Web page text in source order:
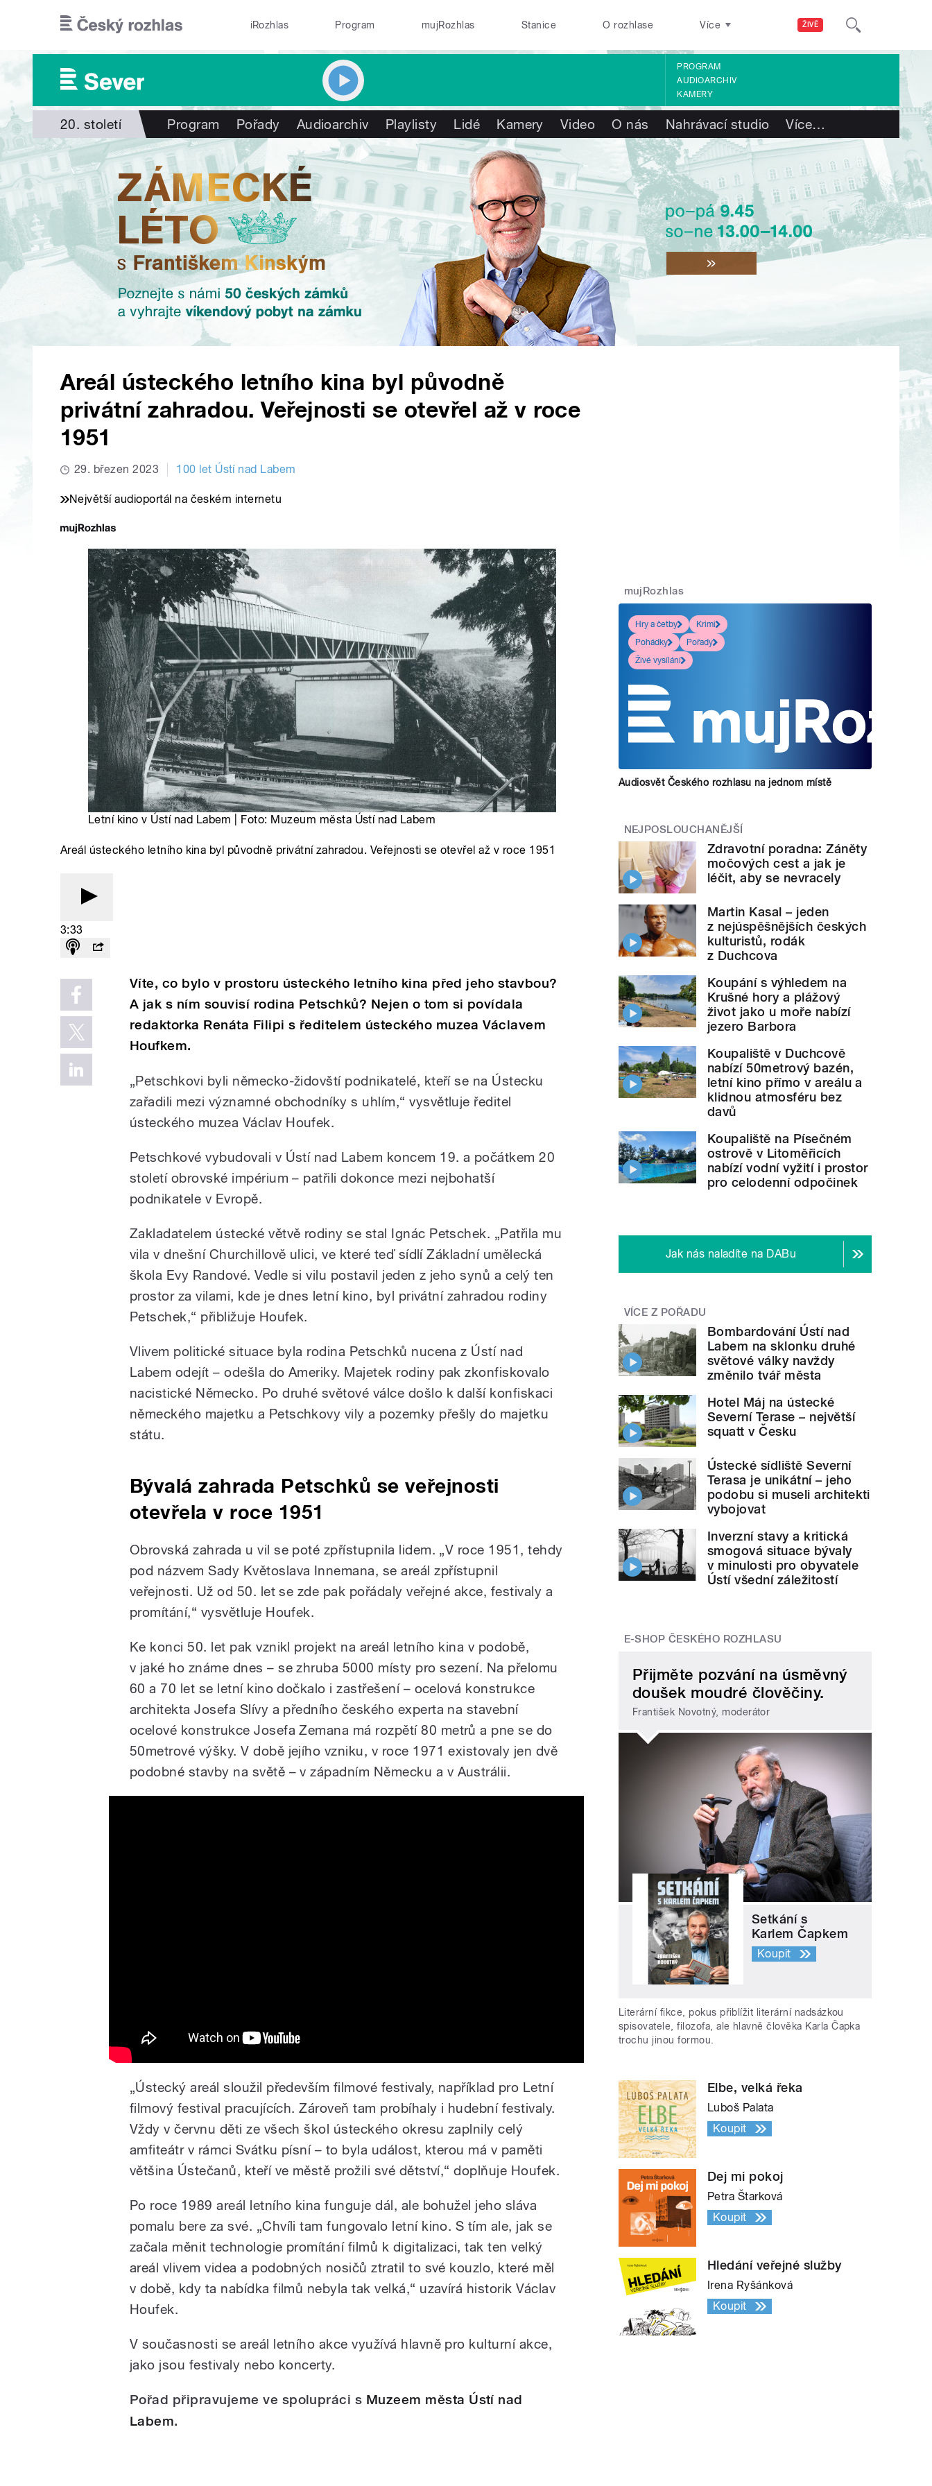
ŽIVĚ
iRozhlas Program mujRozhlas Stanice O rozhlase Více
PROGRAM
AUDIOARCHIV
KAMERY
20. století Program Pořady Audioarchiv Playlisty Lidé Kamery Video O nás Nahrávací studio Více…
Areál ústeckého letního kina byl původně
privátní zahradou. Veřejnosti se otevřel až v roce
1951
29. březen 2023 100 let Ústí nad Labem
Největší audioportál na českém internetu
Letní kino v Ústí nad Labem | Foto: Muzeum města Ústí nad Labem
Areál ústeckého letního kina byl původně privátní zahradou. Veřejnosti se otevřel až v roce 1951
3:33
Víte, co bylo v prostoru ústeckého letního kina před jeho stavbou?
A jak s ním souvisí rodina Petschků? Nejen o tom si povídala
redaktorka Renáta Filipi s ředitelem ústeckého muzea Václavem
Houfkem.
„Petschkovi byli německo-židovští podnikatelé, kteří se na Ústecku
zařadili mezi významné obchodníky s uhlím,“ vysvětluje ředitel
ústeckého muzea Václav Houfek.
Petschkové vybudovali v Ústí nad Labem koncem 19. a počátkem 20
století obrovské impérium – patřili dokonce mezi nejbohatší
podnikatele v Evropě.
Zakladatelem ústecké větvě rodiny se stal Ignác Petschek. „Patřila mu
vila v dnešní Churchillově ulici, ve které teď sídlí Základní umělecká
škola Evy Randové. Vedle si vilu postavil jeden z jeho synů a celý ten
prostor za vilami, kde je dnes letní kino, byl privátní zahradou rodiny
Petschek,“ přibližuje Houfek.
Vlivem politické situace byla rodina Petschků nucena z Ústí nad
Labem odejít – odešla do Ameriky. Majetek rodiny pak zkonfiskovalo
nacistické Německo. Po druhé světové válce došlo k další konfiskaci
německého majetku a Petschkovy vily a pozemky přešly do majetku
státu.
Bývalá zahrada Petschků se veřejnosti
otevřela v roce 1951
Obrovská zahrada u vil se poté zpřístupnila lidem. „V roce 1951, tehdy
pod názvem Sady Květoslava Innemana, se areál zpřístupnil
veřejnosti. Už od 50. let se zde pak pořádaly veřejné akce, festivaly a
promítání,“ vysvětluje Houfek.
Ke konci 50. let pak vznikl projekt na areál letního kina v podobě,
v jaké ho známe dnes – se zhruba 5000 místy pro sezení. Na přelomu
60 a 70 let se letní kino dočkalo i zastřešení – ocelová konstrukce
architekta Josefa Slívy a předního českého experta na stavební
ocelové konstrukce Josefa Zemana má rozpětí 80 metrů a pne se do
50metrové výšky. V době jejího vzniku, v roce 1971 existovaly jen dvě
podobné stavby na světě – v západním Německu a v Austrálii.
„Ústecký areál sloužil především filmové festivaly, například pro Letní
filmový festival pracujících. Zároveň tam probíhaly i hudební festivaly.
Vždy v červnu děti ze všech škol ústeckého okresu zaplnily celý
amfiteátr v rámci Svátku písní – to byla událost, kterou má v paměti
většina Ústečanů, kteří ve městě prožili své dětství,“ doplňuje Houfek.
Po roce 1989 areál letního kina funguje dál, ale bohužel jeho sláva
pomalu bere za své. „Chvíli tam fungovalo letní kino. S tím ale, jak se
začala měnit technologie promítání filmů k digitalizaci, tak ten velký
areál vlivem videa a podobných nosičů ztratil to své kouzlo, které měl
v době, kdy ta nabídka filmů nebyla tak velká,“ uzavírá historik Václav
Houfek.
V současnosti se areál letního akce využívá hlavně pro kulturní akce,
jako jsou festivaly nebo koncerty.
Pořad připravujeme ve spolupráci s Muzeem města Ústí nad
Labem.
mujRozhlas
Hry a četby
Krimi
Pohádky
Pořady
Živé vysílání
Audiosvět Českého rozhlasu na jednom místě
NEJPOSLOUCHANĚJŠÍ
Zdravotní poradna: Záněty
močových cest a jak je
léčit, aby se nevracely
Martin Kasal – jeden
z nejúspěšnějších českých
kulturistů, rodák
z Duchcova
Koupání s výhledem na
Krušné hory a plážový
život jako u moře nabízí
jezero Barbora
Koupaliště v Duchcově
nabízí 50metrový bazén,
letní kino přímo v areálu a
klidnou atmosféru bez
davů
Koupaliště na Písečném
ostrově v Litoměřicích
nabízí vodní vyžití i prostor
pro celodenní odpočinek
Jak nás naladíte na DABu
VÍCE Z POŘADU
Bombardování Ústí nad
Labem na sklonku druhé
světové války navždy
změnilo tvář města
Hotel Máj na ústecké
Severní Terase – největší
squatt v Česku
Ústecké sídliště Severní
Terasa je unikátní – jeho
podobu si museli architekti
vybojovat
Inverzní stavy a kritická
smogová situace bývaly
v minulosti pro obyvatele
Ústí všední záležitostí
E-SHOP ČESKÉHO ROZHLASU
Přijměte pozvání na úsměvný
doušek moudré člověčiny.
František Novotný, moderátor
Setkání s
Karlem Čapkem
Koupit
Literární fikce, pokus přiblížit literární nadsázkou
spisovatele, filozofa, ale hlavně člověka Karla Čapka
trochu jinou formou.
Elbe, velká řeka
Luboš Palata
Koupit
Dej mi pokoj
Petra Štarková
Koupit
Hledání veřejné služby
Irena Ryšánková
Koupit